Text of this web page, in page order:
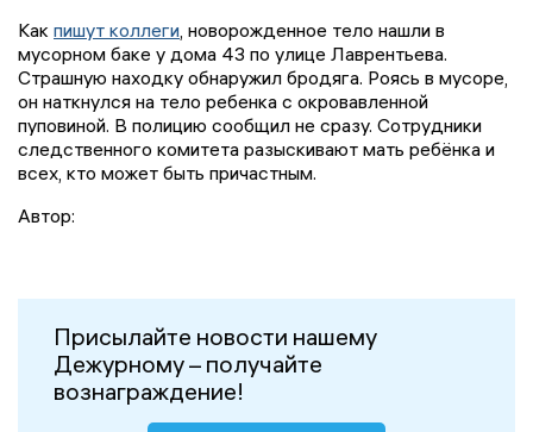
Как пишут коллеги , новорожденное тело нашли в
мусорном баке у дома 43 по улице Лаврентьева.
Страшную находку обнаружил бродяга. Роясь в мусоре,
он наткнулся на тело ребенка с окровавленной
пуповиной. В полицию сообщил не сразу. Сотрудники
следственного комитета разыскивают мать ребёнка и
всех, кто может быть причастным.
Автор:
Присылайте новости нашему
Дежурному – получайте
вознаграждение!